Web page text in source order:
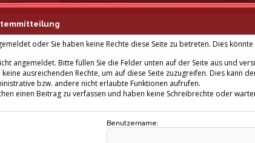
oder Sie haben keine Rechte diese Seite zu betreten. Dies
angemeldet. Bitte füllen Sie die Felder unten auf der Seite aus und
keine ausreichenden Rechte, um auf diese Seite zuzugreifen. Dies kann
bzw. andere nicht erlaubte Funktionen aufrufen.
einen Beitrag zu verfassen und haben keine Schreibrechte oder
Benutzername: